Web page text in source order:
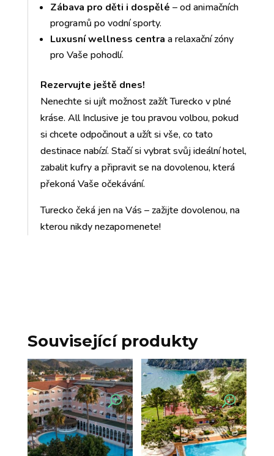
Zábava pro děti i dospělé – od animačních
programů po vodní sporty.
Luxusní wellness centra a relaxační zóny
pro Vaše pohodlí.
Rezervujte ještě dnes!
Nenechte si ujít možnost zažít Turecko v plné
kráse. All Inclusive je tou pravou volbou, pokud
si chcete odpočinout a užít si vše, co tato
destinace nabízí. Stačí si vybrat svůj ideální hotel,
zabalit kufry a připravit se na dovolenou, která
překoná Vaše očekávání.
Turecko čeká jen na Vás – zažijte dovolenou, na
kterou nikdy nezapomenete!
Související produkty